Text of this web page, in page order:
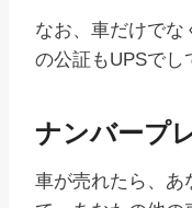
なお、車だけでな
の公証もUPSでし
ナンバープ
車が売れたら、あ